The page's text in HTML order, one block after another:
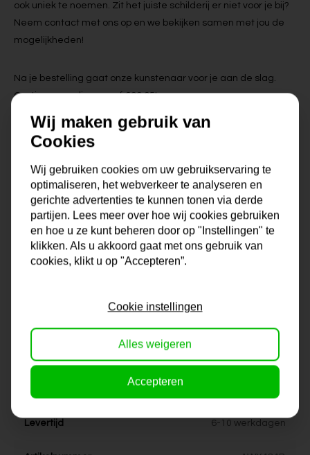
ook uniek te noemen. Zit het juiste schilderij er niet voor je bij?
Neem contact met ons op en we bekijken samen met jou de
mogelijkheden!
Na je bestelling gaat onze kunstenaar voor je aan de slag.
Gratis verzending vanaf €99,95!
Maat 0x0x0 cm
Korte omschrijving
Origineel schilderij van onze
eigen kunstenaars
Stijl modern, landelijk
Levertijd 6-10 werkdagen
Wij maken gebruik van
Cookies
Wij gebruiken cookies om uw gebruikservaring te
optimaliseren, het webverkeer te analyseren en
gerichte advertenties te kunnen tonen via derde
partijen. Lees meer over hoe wij cookies gebruiken
en hoe u ze kunt beheren door op "Instellingen" te
klikken. Als u akkoord gaat met ons gebruik van
cookies, klikt u op "Accepteren”.
Cookie instellingen
Alles weigeren
Accepteren